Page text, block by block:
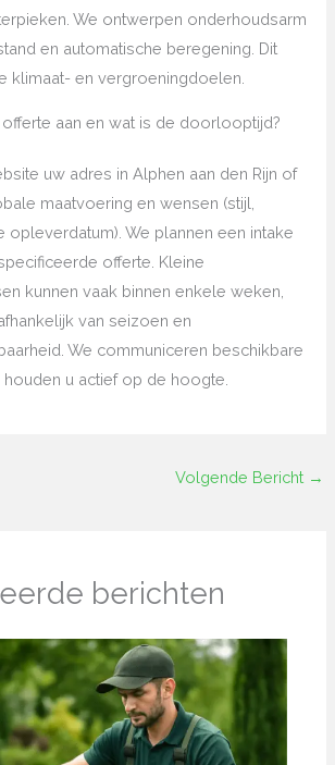
We ontwerpen onderhoudsarm
en automatische beregening. Dit
klimaat- en vergroeningdoelen.
aan en wat is de doorlooptijd?
uw adres in Alphen aan den Rijn of
maatvoering en wensen (stijl,
opleverdatum). We plannen een intake
offerte. Kleine
kunnen vaak binnen enkele weken,
van seizoen en
We communiceren beschikbare
u actief op de hoogte.
Volgende Bericht →
berichten